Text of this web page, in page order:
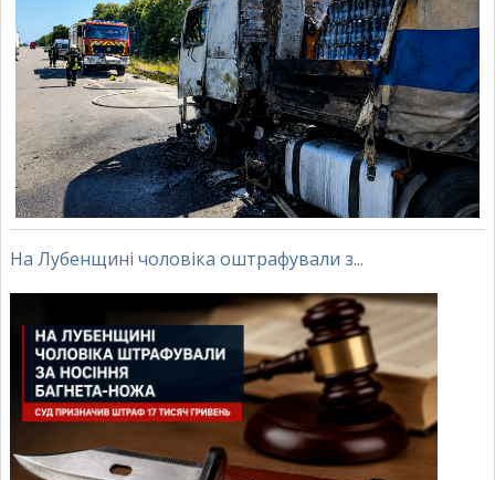
На Лубенщині чоловіка оштрафували з...